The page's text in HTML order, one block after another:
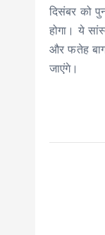
दिसंबर को
होगा। ये
और फतेह
जाएंगे।